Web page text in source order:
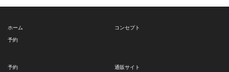
ホーム
予約
コンセプト
予約 通販サイト